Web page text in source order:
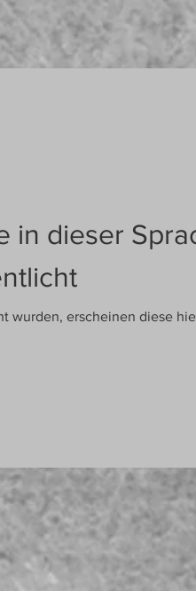
in dieser
wurden, erscheinen diese